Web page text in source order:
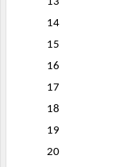
14
15
16
17
18
19
20